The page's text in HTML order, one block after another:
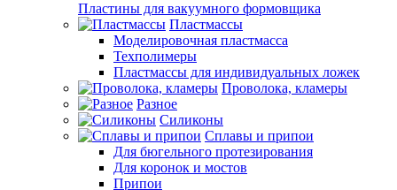
Пластины для вакуумного формовщика
Пластмассы
Моделировочная пластмасса
Техполимеры
Пластмассы для индивидуальных ложек
Проволока, кламеры
Разное
Силиконы
Сплавы и припои
Для бюгельного протезирования
Для коронок и мостов
Припои